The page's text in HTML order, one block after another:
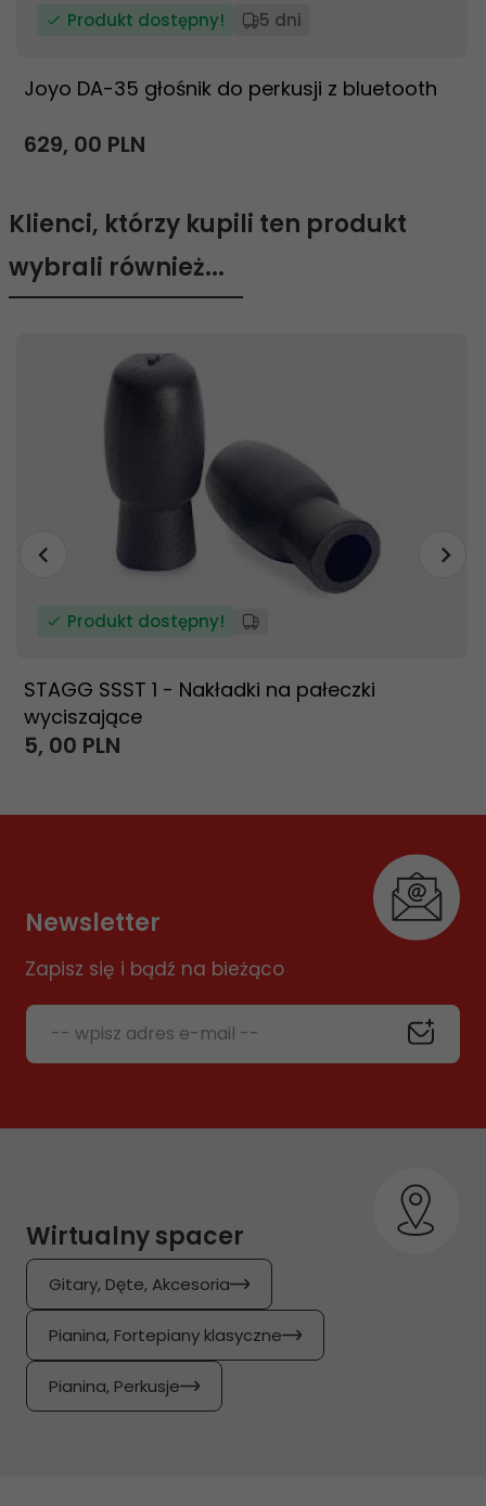
Produkt dostępny! 5 dni
Joyo DA-35 głośnik do perkusji z bluetooth
629, 00 PLN
Klienci, którzy kupili ten produkt
wybrali również...
Produkt dostępny!
STAGG SSST 1 - Nakładki na pałeczki
wyciszające
5, 00 PLN
Newsletter
Zapisz się i bądź na bieżąco
-- wpisz adres e-mail --
Wirtualny spacer
Gitary, Dęte, Akcesoria
Pianina, Fortepiany klasyczne
Pianina, Perkusje